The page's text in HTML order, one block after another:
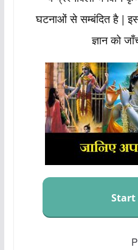
घटनाओं से सम्बंदित है |
ज्ञान को
Start